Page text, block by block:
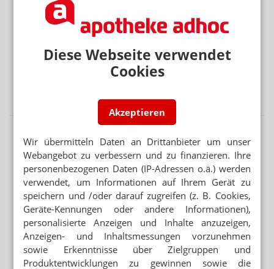
Diese Webseite verwendet
Cookies
Akzeptieren
Wir übermitteln Daten an Drittanbieter um unser
Webangebot zu verbessern und zu finanzieren. Ihre
personenbezogenen Daten (IP-Adressen o.ä.) werden
verwendet, um Informationen auf Ihrem Gerät zu
speichern und /oder darauf zugreifen (z. B. Cookies,
Geräte-Kennungen oder andere Informationen),
personalisierte Anzeigen und Inhalte anzuzeigen,
Anzeigen- und Inhaltsmessungen vorzunehmen
sowie Erkenntnisse über Zielgruppen und
Produktentwicklungen zu gewinnen sowie die
BEISSENDE SPINNENTIER-LARVEN
Juckender Ausschlag: FAQ zu Herbstgrasmilben
Hautkrebs: Prävention per App